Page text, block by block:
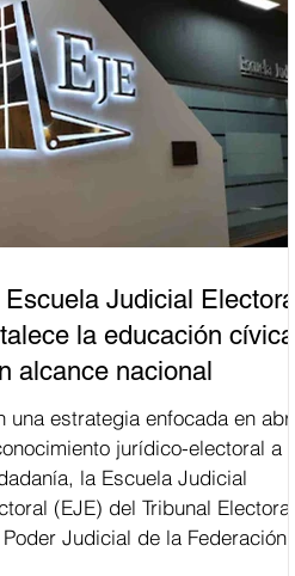
Escuela Judicial Electoral
la educación cívica
alcance nacional
una estrategia enfocada en abrir
jurídico-electoral a la
la Escuela Judicial
(EJE) del Tribunal Electoral
Judicial de la Federación